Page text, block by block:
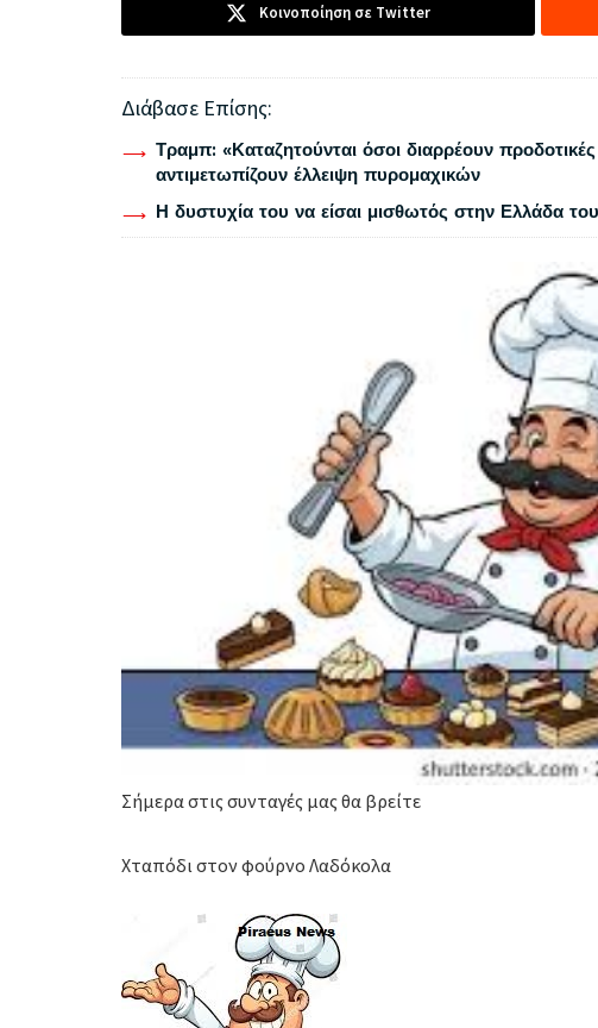
Κοινοποίηση σε Twitter
Διάβασε Επίσης:
Τραμπ: «Καταζητούνται όσοι διαρρέουν
αντιμετωπίζουν έλλειψη πυρομαχικών
Η δυστυχία του να είσαι μισθωτός στην Ελλάδα
Σήμερα στις συνταγές μας θα βρείτε
Χταπόδι στον φούρνο Λαδόκολα